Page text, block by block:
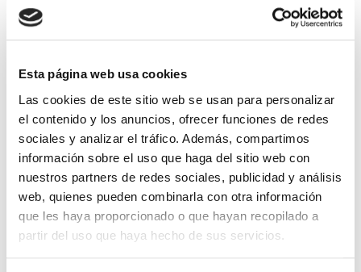
Esta página web usa cookies
Las cookies de este sitio web se usan para personalizar
el contenido y los anuncios, ofrecer funciones de redes
sociales y analizar el tráfico. Además, compartimos
información sobre el uso que haga del sitio web con
nuestros partners de redes sociales, publicidad y análisis
web, quienes pueden combinarla con otra información
que les haya proporcionado o que hayan recopilado a
partir del uso que haya hecho de sus servicios.
Taller informativo
El taller se celebrará en el Hotel Eurostars Araguaney –Rúa de
Alfredo Brañas, 5– entre las 17:00 y las 20:00 horas.
Concretamente, el programa de la reunión contempla las
conferencias ‘AEDAF: Todos juntos conseguimos más’,
Actualizaciónen Angioedema Hereditario’, ‘Situación de
Angioedema Hereditario enA Coruña’ y ‘Situación de
Angioedema Hereditario en Galicia’, así como undebate